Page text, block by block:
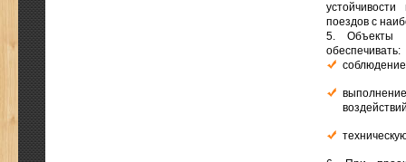
поездов с
5. Объекты
обеспечивать: